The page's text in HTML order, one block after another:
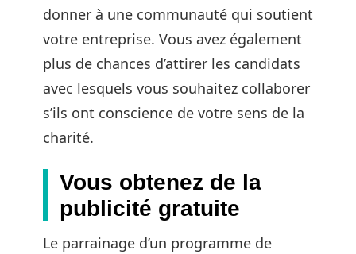
donner à une communauté qui soutient
votre entreprise. Vous avez également
plus de chances d’attirer les candidats
avec lesquels vous souhaitez collaborer
s’ils ont conscience de votre sens de la
charité.
Vous obtenez de la
publicité gratuite
Le parrainage d’un programme de